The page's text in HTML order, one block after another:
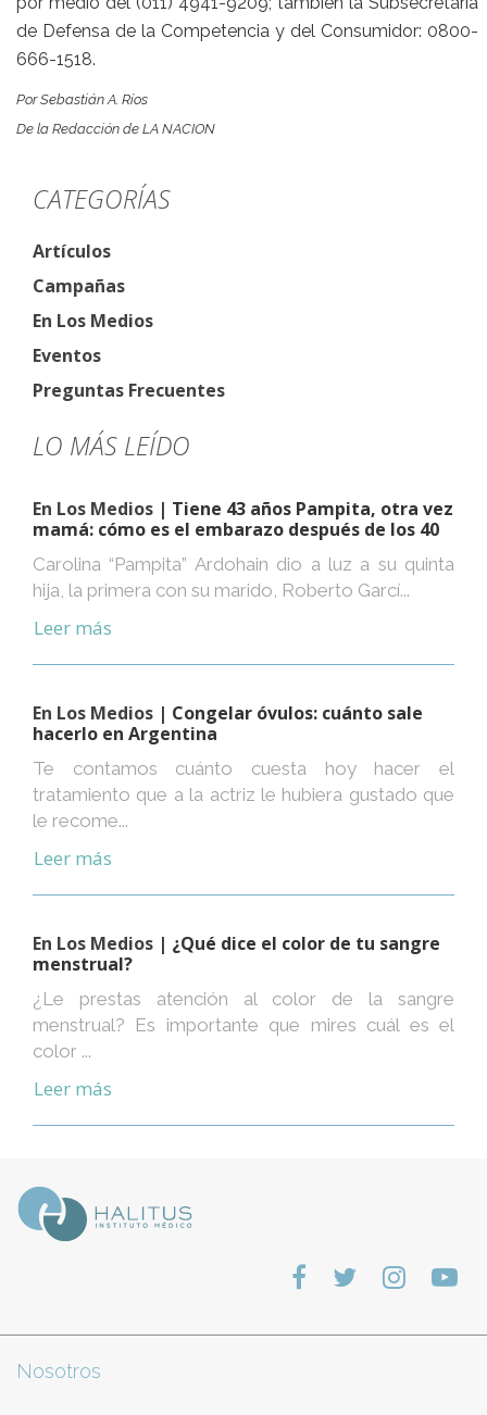
de Defensa de la Competencia y del Consumidor: 0800-
666-1518.
Por Sebastián A. Ríos
De la Redacción de LA NACION
CATEGORÍAS
Artículos
Campañas
En Los Medios
Eventos
Preguntas Frecuentes
LO MÁS LEÍDO
En Los Medios | Tiene 43 años Pampita, otra vez
mamá: cómo es el embarazo después de los 40
Carolina “Pampita” Ardohain dio a luz a su quinta
hija, la primera con su marido, Roberto Garcí...
Leer más
En Los Medios | Congelar óvulos: cuánto sale
hacerlo en Argentina
Te contamos cuánto cuesta hoy hacer el
tratamiento que a la actriz le hubiera gustado que
le recome...
Leer más
En Los Medios | ¿Qué dice el color de tu sangre
menstrual?
¿Le prestas atención al color de la sangre
menstrual? Es importante que mires cuál es el
color ...
Leer más
Nosotros